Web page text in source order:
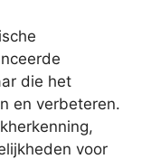
die het
en verbeteren.
voor